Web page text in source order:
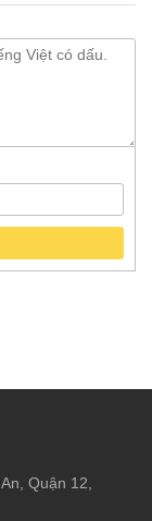
Quận 12,